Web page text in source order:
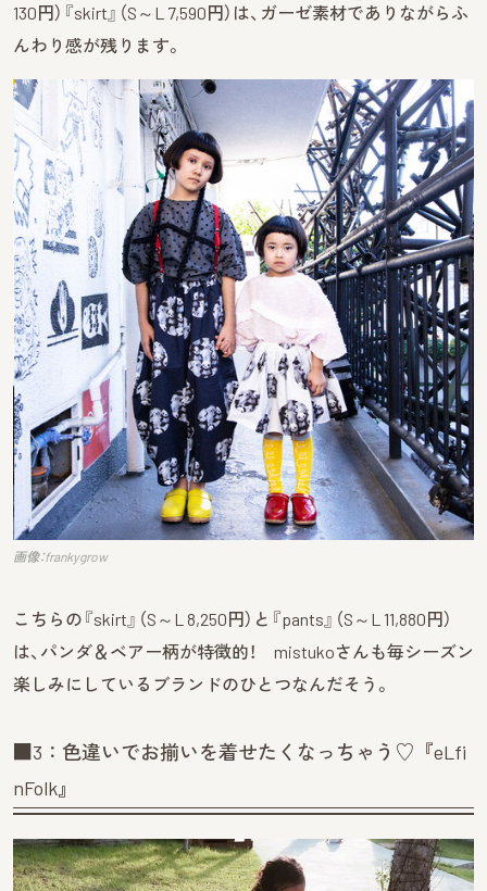
130円）『skirt』（S～L 7,590円）は、ガーゼ素材でありながらふ
んわり感が残ります。
画像：frankygrow
こちらの『skirt』（S～L 8,250円）と『pants』（S～L 11,880円）
は、パンダ＆ベアー柄が特徴的！ mistukoさんも毎シーズン
楽しみにしているブランドのひとつなんだそう。
■3：色違いでお揃いを着せたくなっちゃう♡『eLfi
nFolk』